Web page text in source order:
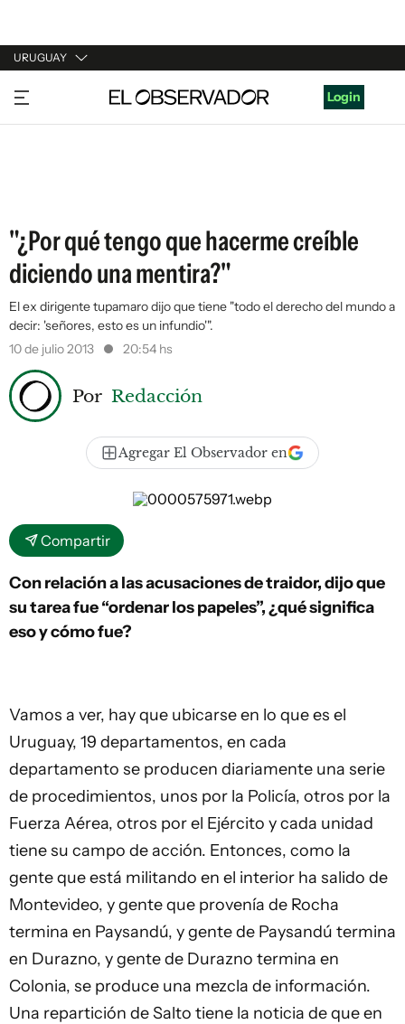
URUGUAY
URUGUAY
ARGENTINA
Login
"¿Por qué tengo que hacerme creíble
diciendo una mentira?"
El ex dirigente tupamaro dijo que tiene "todo el derecho del mundo a
decir: 'señores, esto es un infundio'".
10 de julio 2013
20:54 hs
Por Redacción
Agregar El Observador en
Compartir
Con relación a las acusaciones de traidor, dijo que
su tarea fue “ordenar los papeles”, ¿qué significa
eso y cómo fue?
Vamos a ver, hay que ubicarse en lo que es el
Uruguay, 19 departamentos, en cada
departamento se producen diariamente una serie
de procedimientos, unos por la Policía, otros por la
Fuerza Aérea, otros por el Ejército y cada unidad
tiene su campo de acción. Entonces, como la
gente que está militando en el interior ha salido de
Montevideo, y gente que provenía de Rocha
termina en Paysandú, y gente de Paysandú termina
en Durazno, y gente de Durazno termina en
Colonia, se produce una mezcla de información.
Una repartición de Salto tiene la noticia de que en